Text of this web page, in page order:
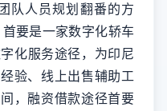
队人员规划翻番的方
要是一家数字化轿车
化服务途径，为印尼
验、线上出售辅助工
，融资借款途径首要